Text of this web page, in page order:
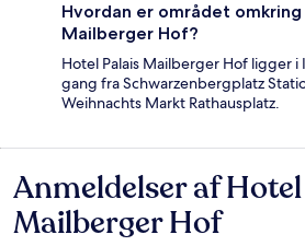
Hvordan er området omkring
Mailberger Hof?
Hotel Palais Mailberger Hof ligger
gang fra Schwarzenbergplatz
Weihnachts Markt Rathausplatz.
Anmeldelser
Anmeldelser af
Mailberger Hof